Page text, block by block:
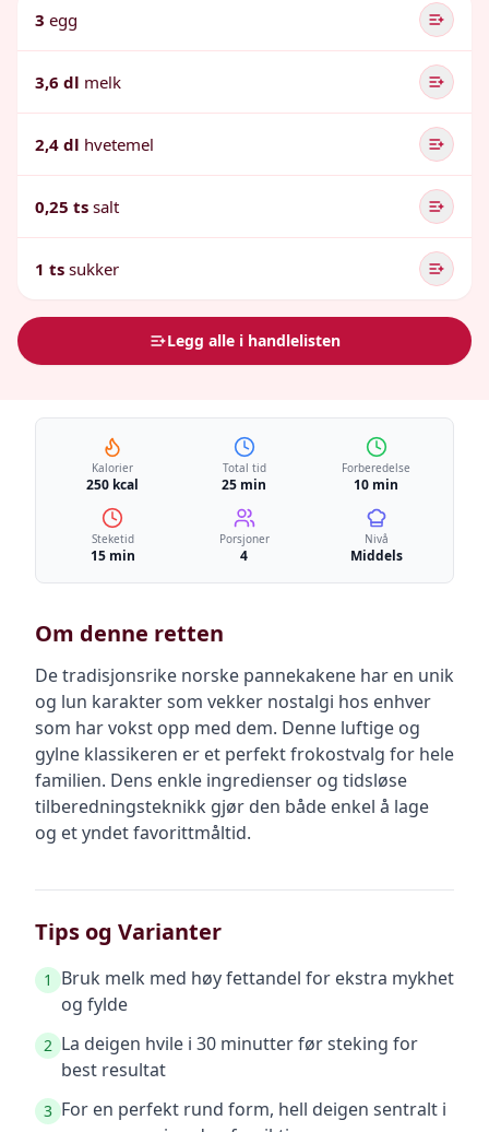
3 egg
3,6 dl melk
2,4 dl hvetemel
0,25 ts salt
1 ts sukker
Legg alle i handlelisten
Kalorier
250 kcal
Total tid
25 min
Forberedelse
10 min
Steketid
15 min
Porsjoner
4
Nivå
Middels
Om denne retten
De tradisjonsrike norske pannekakene har en unik
og lun karakter som vekker nostalgi hos enhver
som har vokst opp med dem. Denne luftige og
gylne klassikeren er et perfekt frokostvalg for hele
familien. Dens enkle ingredienser og tidsløse
tilberedningsteknikk gjør den både enkel å lage
og et yndet favorittmåltid.
Tips og Varianter
1
Bruk melk med høy fettandel for ekstra mykhet
og fylde
2 La deigen hvile i 30 minutter før steking for
best resultat
3 For en perfekt rund form, hell deigen sentralt i